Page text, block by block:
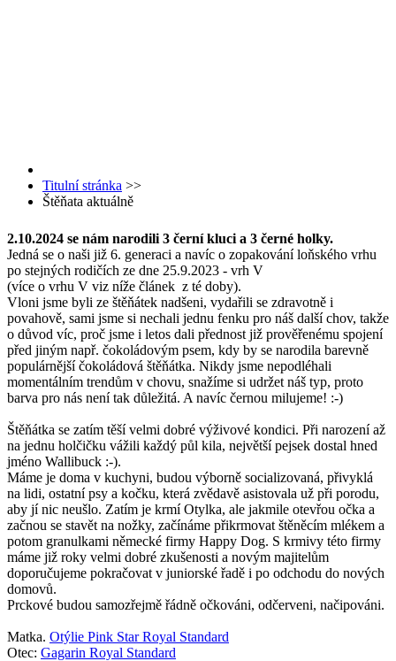
Titulní stránka >>
Štěňata aktuálně
2.10.2024 se nám narodili 3 černí kluci a 3 černé holky.
Jedná se o naši již 6. generaci a navíc o zopakování loňského vrhu
po stejných rodičích ze dne 25.9.2023 - vrh V
(více o vrhu V viz níže článek z té doby).
Vloni jsme byli ze štěňátek nadšeni, vydařili se zdravotně i
povahově, sami jsme si nechali jednu fenku pro náš další chov, takže
o důvod víc, proč jsme i letos dali přednost již prověřenému spojení
před jiným např. čokoládovým psem, kdy by se narodila barevně
populárnější čokoládová štěňátka. Nikdy jsme nepodléhali
momentálním trendům v chovu, snažíme si udržet náš typ, proto
barva pro nás není tak důležitá. A navíc černou milujeme! :-)
Štěňátka se zatím těší velmi dobré výživové kondici. Při narození až
na jednu holčičku vážili každý půl kila, největší pejsek dostal hned
jméno Wallibuck :-).
Máme je doma v kuchyni, budou výborně socializovaná, přivyklá
na lidi, ostatní psy a kočku, která zvědavě asistovala už při porodu,
aby jí nic neušlo. Zatím je krmí Otylka, ale jakmile otevřou očka a
začnou se stavět na nožky, začínáme přikrmovat štěněcím mlékem a
potom granulkami německé firmy Happy Dog. S krmivy této firmy
máme již roky velmi dobré zkušenosti a novým majitelům
doporučujeme pokračovat v juniorské řadě i po odchodu do nových
domovů.
Prckové budou samozřejmě řádně očkováni, odčerveni, načipováni.
Matka. Otýlie Pink Star Royal Standard
Otec: Gagarin Royal Standard